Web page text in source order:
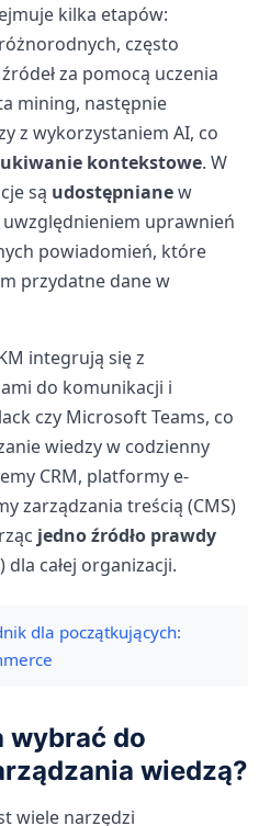
kilka etapów:
często
za pomocą uczenia
mining, następnie
z wykorzystaniem AI, co
kontekstowe. W
są udostępnianew
uprawnień
powiadomień, które
przydatne dane w
integrują się z
do komunikacji i
czy Microsoft Teams, co
wiedzy w codzienny
CRM, platformy e-
zarządzania treścią (CMS)
jedno źródło prawdy
całej organizacji.
dla początkujących:
wybrać do
wiedzą?
wiele narzędzi